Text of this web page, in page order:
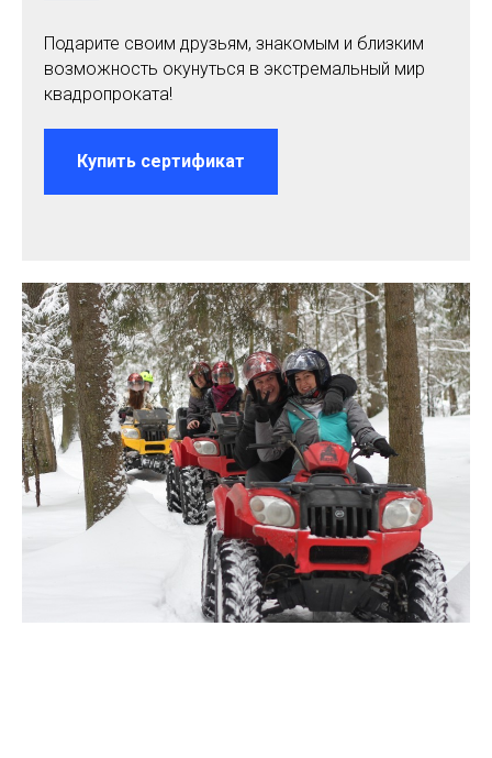
Подарите своим друзьям, знакомым и близким
возможность окунуться в экстремальный мир
квадропроката!
Купить сертификат